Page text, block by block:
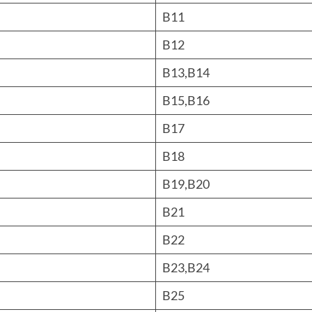
B11
B12
B13,B14
B15,B16
B17
B18
B19,B20
B21
B22
B23,B24
B25